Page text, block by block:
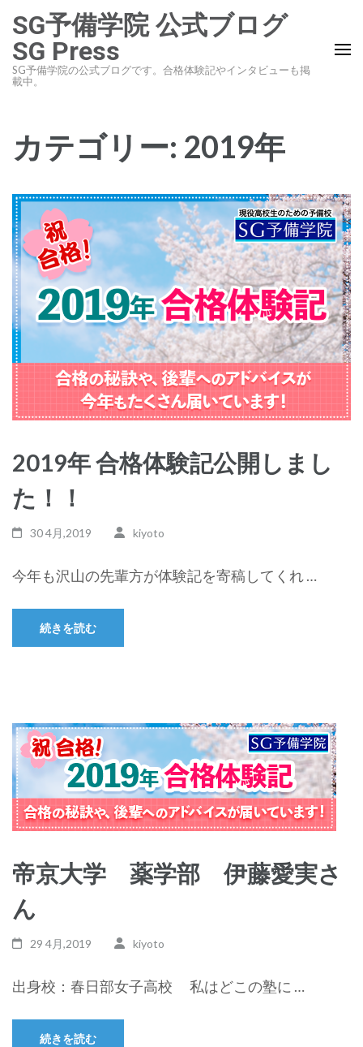
ン
テ
ン
(Enter
を
す)
SG予備学院 公式ブログ
SG Press
SG予備学院の公式ブログです。合格体験記やインタビューも掲
載中。
カテゴリー: 2019年
2019年 合格体験記公開しまし
た！！
30 4月,2019 kiyoto
今年も沢山の先輩方が体験記を寄稿してくれ …
続きを読む
帝京大学 薬学部 伊藤愛実さ
ん
29 4月,2019 kiyoto
出身校：春日部女子高校 私はどこの塾に …
続きを読む